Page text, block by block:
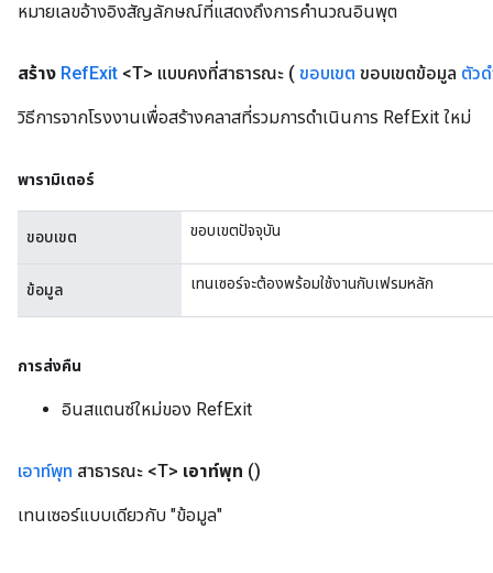
หมายเลขอ้างอิงสัญลักษณ์ที่แสดงถึงการคำนวณอินพุต
สร้าง RefExit <T> แบบคงที่สาธารณะ ( ขอบเขต ขอบเขตข้อมูล ตัวด
วิธีการจากโรงงานเพื่อสร้างคลาสที่รวมการดำเนินการ RefExit ใหม่
พารามิเตอร์
ขอบเขต ขอบเขตปัจจุบัน
ข้อมูล เทนเซอร์จะต้องพร้อมใช้งานกับเฟรมหลัก
การส่งคืน
อินสแตนซ์ใหม่ของ RefExit
เอาท์พุท สาธารณะ <T> เอาท์พุท ()
เทนเซอร์แบบเดียวกับ "ข้อมูล"